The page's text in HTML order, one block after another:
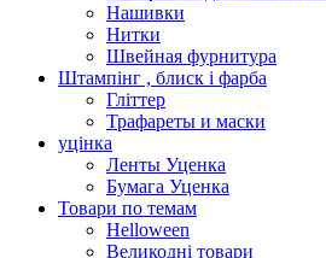
Нашивки
Нитки
Швейная фурнитура
Штампінг , блиск і фарба
Гліттер
Трафареты и маски
уцінка
Ленты Уценка
Бумага Уценка
Товари по темам
Helloween
Великодні товари